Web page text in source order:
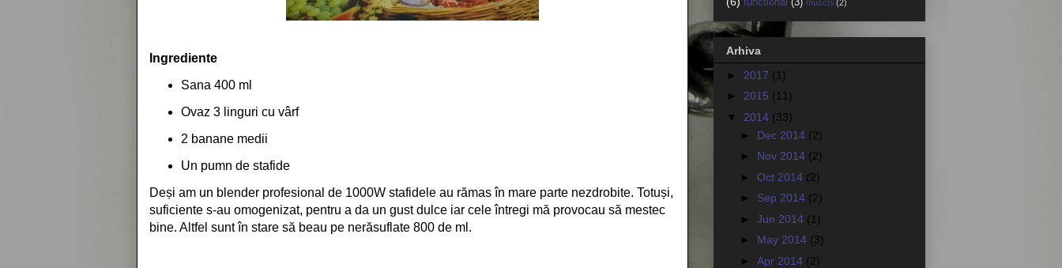
Ingrediente
Sana 400 ml
Ovaz 3 linguri cu vârf
2 banane medii
Un pumn de stafide
Deși am un blender profesional de 1000W stafidele au rămas în mare parte nezdrobite. Totuși,
suficiente s-au omogenizat, pentru a da un gust dulce iar cele întregi mă provocau să mestec
bine. Altfel sunt în stare să beau pe nerăsuflate 800 de ml.
muschi (2)
Arhiva
► 2017 (1)
► 2015 (11)
▼ 2014 (33)
► Dec 2014 (2)
► Nov 2014 (2)
► Oct 2014 (2)
► Sep 2014 (2)
► Jun 2014 (1)
► May 2014 (3)
► Apr 2014 (2)